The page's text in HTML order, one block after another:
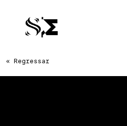
« Regressar